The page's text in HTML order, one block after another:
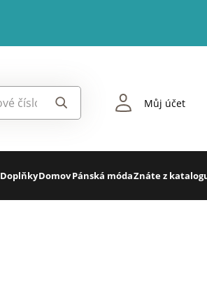
Můj účet
DoplňkyDomovPánská módaZnáte z